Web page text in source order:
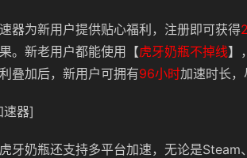
器为新用户提供贴心福利，注册即可获得
。新老用户都能使用【虎牙奶瓶不掉线】
叠加后，新用户可拥有96小时加速时长，
速器]
牙奶瓶还支持多平台加速，无论是